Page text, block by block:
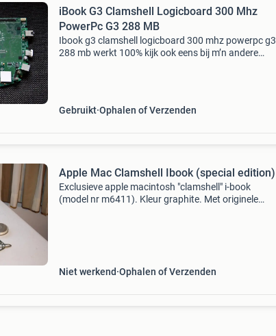
iBook G3 Clamshell Logicboard 300 Mhz
PowerPc G3 288 MB
Ibook g3 clamshell logicboard 300 mhz powerpc g3
288 mb werkt 100% kijk ook eens bij m’n andere
Gebruikt Ophalen of Verzenden
Apple Mac Clamshell Ibook (special edition)
Exclusieve apple macintosh "clamshell" i-book
(model nr m6411). Kleur graphite. Met originele
Niet werkend Ophalen of Verzenden